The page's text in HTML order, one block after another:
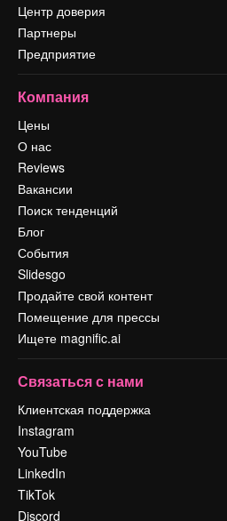
Центр доверия
Партнеры
Предприятие
Компания
Цены
О нас
Reviews
Вакансии
Поиск тенденций
Блог
События
Slidesgo
Продайте свой контент
Помещение для прессы
Ищете magnific.ai
Связаться с нами
Клиентская поддержка
Instagram
YouTube
LinkedIn
TikTok
Discord